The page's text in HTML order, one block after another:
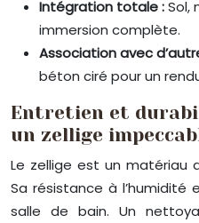
Intégration totale :Sol,
immersion complète.
Association avec
béton ciré pour un
Entretien et
un zellige
Le zellige est un matériau
Sa résistance à l’humidité
salle de bain. Un